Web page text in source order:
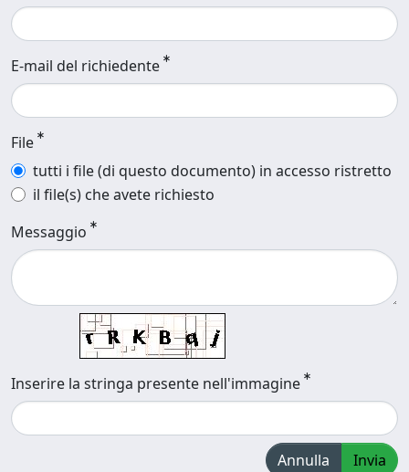
E-mail del richiedente
File
tutti i file (di questo documento) in accesso ristretto
il file(s) che avete richiesto
Messaggio
Inserire la stringa presente nell'immagine
Annulla Invia